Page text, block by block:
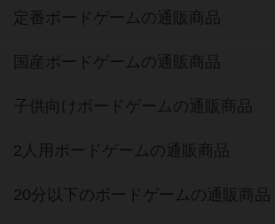
定番ボードゲームの通販商品
国産ボードゲームの通販商品
子供向けボードゲームの通販商品
2人用ボードゲームの通販商品
20分以下のボードゲームの通販商品